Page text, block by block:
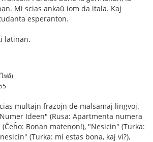
Mi scias ankaŭ iom da itala. Kaj
esperanton.
latinan.
ฟล์)
multajn frazojn de malsamaj lingvoj.
Ideen" (Rusa: Apartmenta numera
Bonan matenon!), "Nesicin" (Turka:
(Turka: mi estas bona, kaj vi?),